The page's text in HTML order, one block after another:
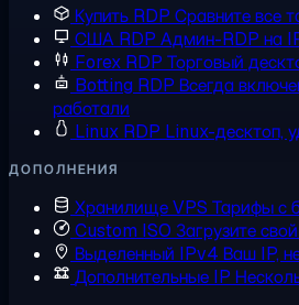
Купить RDP Сравните все
США RDP Админ-RDP на
Forex RDP Торговый
Botting RDP Всегда
работали
Linux RDP Linux-десктоп,
ДОПОЛНЕНИЯ
Хранилище VPS Тарифы с
Custom ISO Загрузите
Выделенный IPv4 Ваш IP,
Дополнительные IP